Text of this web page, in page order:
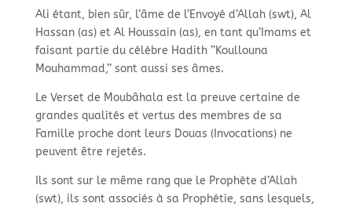
Ali étant, bien sûr, l’âme de l’Envoyé d’Allah (swt), Al
Hassan (as) et Al Houssain (as), en tant qu’Imams et
faisant partie du célèbre Hadith ’’Koullouna
Mouhammad,’’ sont aussi ses âmes.
Le Verset de Moubâhala est la preuve certaine de
grandes qualités et vertus des membres de sa
Famille proche dont leurs Douas (Invocations) ne
peuvent être rejetés.
Ils sont sur le même rang que le Prophète d’Allah
(swt), ils sont associés à sa Prophétie, sans lesquels,